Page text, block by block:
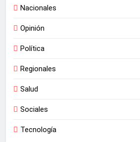
Nacionales
Opinión
Política
Regionales
Salud
Sociales
Tecnología